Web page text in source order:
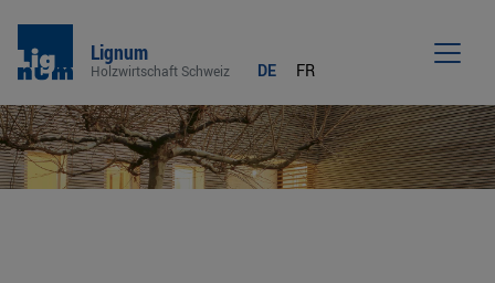
Lignum
Holzwirtschaft Schweiz DE FR